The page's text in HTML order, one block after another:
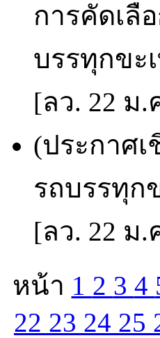
การคัดเลื
บรรทุกขะ
[ลว. 22 ม.
(ประกาศ
รถบรรทุก
[ลว. 22 ม.
หน้า 1 2 3 4
22 23 24 25